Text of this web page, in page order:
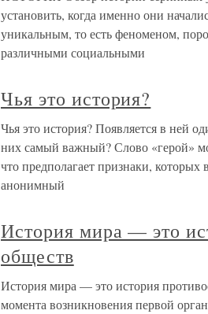
установить, когда именно они
уникальным, то есть феноменом,
различными социальными
Чья это история?
Чья это история? Появляется в ней
них самый важный? Слово «герой»
что предполагает признаки,
анонимный
История мира — это
обществ
История мира — это история
момента возникновения первой